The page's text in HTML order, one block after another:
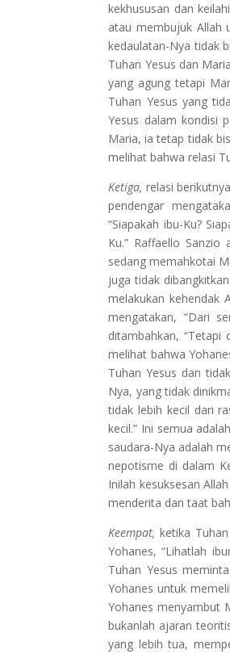
kekhususan dan
atau membujuk Allah
kedaulatan-Nya tidak
Tuhan Yesus dan
yang agung tetapi
Tuhan Yesus yang
Yesus dalam kondisi
Maria, ia tetap tidak
melihat bahwa relasi
Ketiga, relasi
pendengar
“Siapakah ibu-Ku?
Ku.” Raffaello
sedang memahkotai
juga tidak
melakukan kehendak
mengatakan, “Dari
ditambahkan, “Tetapi
melihat bahwa
Tuhan Yesus dan
Nya, yang tidak
tidak lebih kecil dari
kecil.” Ini semua
saudara-Nya adalah
nepotisme di dalam
Inilah kesuksesan
menderita dan taat
Keempat, ketika
Yohanes, “Lihatlah
Tuhan Yesus
Yohanes untuk
Yohanes menyambut
bukanlah ajaran
yang lebih tua,